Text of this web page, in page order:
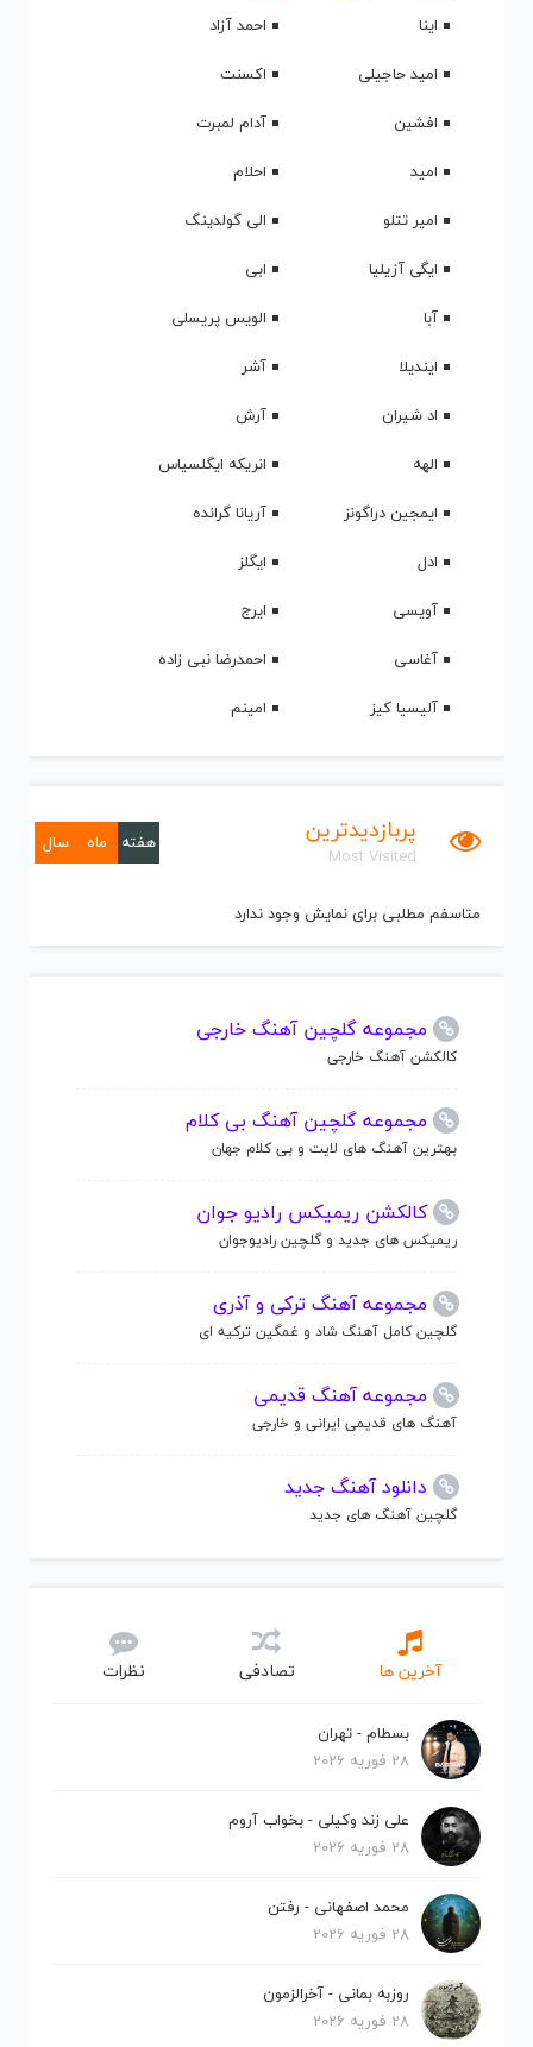
اینا
احمد آزاد
امید حاجیلی
اکسنت
افشین
آدام لمبرت
امید
احلام
امیر تتلو
الی گولدینگ
ایگی آزیلیا
ابی
آبا
الویس پریسلی
ایندیلا
آشر
اد شیران
آرش
الهه
انریکه ایگلسیاس
ایمجین دراگونز
آریانا گرانده
ادل
ایگلز
آویسی
ایرج
آغاسی
احمدرضا نبی زاده
آلیسیا کیز
امینم
پربازدیدترین
Most Visited
هفته ماه سال
متاسفم مطلبی برای نمایش وجود ندارد
مجموعه گلچین آهنگ خارجی
کالکشن آهنگ خارجی
مجموعه گلچین آهنگ بی کلام
بهترین آهنگ های لایت و بی کلام جهان
کالکشن ریمیکس رادیو جوان
ریمیکس های جدید و گلچین رادیوجوان
مجموعه آهنگ ترکی و آذری
گلچین کامل آهنگ شاد و غمگین ترکیه ای
مجموعه آهنگ قدیمی
آهنگ های قدیمی ایرانی و خارجی
دانلود آهنگ جدید
گلچین آهنگ های جدید
آخرین ها تصادفی نظرات
بسطام - تهران
28 فوریه 2026
علی زند وکیلی - بخواب آروم
28 فوریه 2026
محمد اصفهانی - رفتن
28 فوریه 2026
روزبه بمانی - آخرالزمون
28 فوریه 2026